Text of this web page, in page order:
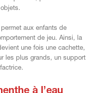
aux enfants de
de jeu. Ainsi, la
une fois une cachette,
les plus grands, un support
à l’eau